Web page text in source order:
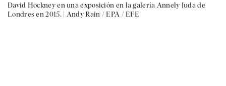
David Hockney en una exposición en la galería Annely Juda de
Londres en 2015. | Andy Rain / EPA / EFE